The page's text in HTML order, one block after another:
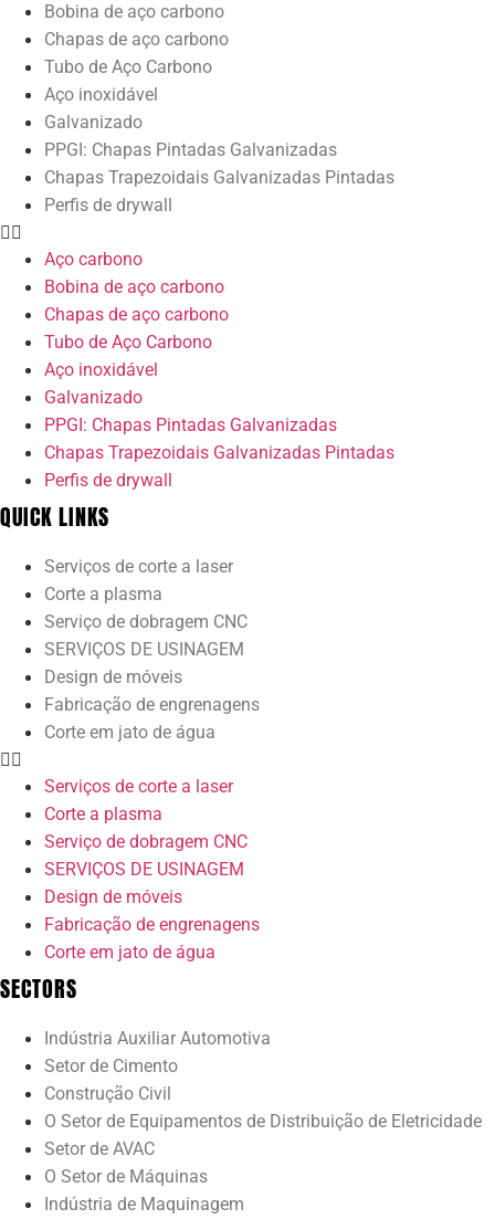
Bobina de aço carbono
Chapas de aço carbono
Tubo de Aço Carbono
Aço inoxidável
Galvanizado
PPGI: Chapas Pintadas Galvanizadas
Chapas Trapezoidais Galvanizadas Pintadas
Perfis de drywall
Aço carbono
Bobina de aço carbono
Chapas de aço carbono
Tubo de Aço Carbono
Aço inoxidável
Galvanizado
PPGI: Chapas Pintadas Galvanizadas
Chapas Trapezoidais Galvanizadas Pintadas
Perfis de drywall
QUICK LINKS
Serviços de corte a laser
Corte a plasma
Serviço de dobragem CNC
SERVIÇOS DE USINAGEM
Design de móveis
Fabricação de engrenagens
Corte em jato de água
Serviços de corte a laser
Corte a plasma
Serviço de dobragem CNC
SERVIÇOS DE USINAGEM
Design de móveis
Fabricação de engrenagens
Corte em jato de água
SECTORS
Indústria Auxiliar Automotiva
Setor de Cimento
Construção Civil
O Setor de Equipamentos de Distribuição de Eletricidade
Setor de AVAC
O Setor de Máquinas
Indústria de Maquinagem